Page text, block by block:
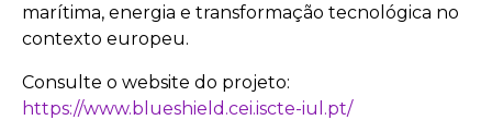
marítima, energia e transformação tecnológica no
contexto europeu.
Consulte o website do projeto:
https://www.blueshield.cei.iscte-iul.pt/